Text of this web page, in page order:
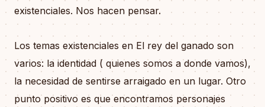
existenciales. Nos hacen pensar.
Los temas existenciales en El rey del ganado son
varios: la identidad ( quienes somos a donde vamos),
la necesidad de sentirse arraigado en un lugar. Otro
punto positivo es que encontramos personajes